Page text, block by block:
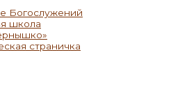
Богослужений
школа
страничка